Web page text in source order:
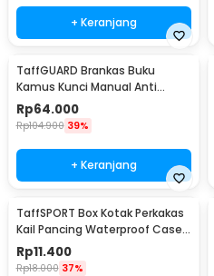
+ Keranjang
TaffGUARD Brankas Buku
Kamus Kunci Manual Anti
Maling Hidden Safe Box Sedang
- KB-10L
Rp64.000
Rp104.900 39%
+ Keranjang
TaffSPORT Box Kotak Perkakas
Kail Pancing Waterproof Case -
Q041
Rp11.400
Rp18.000 37%